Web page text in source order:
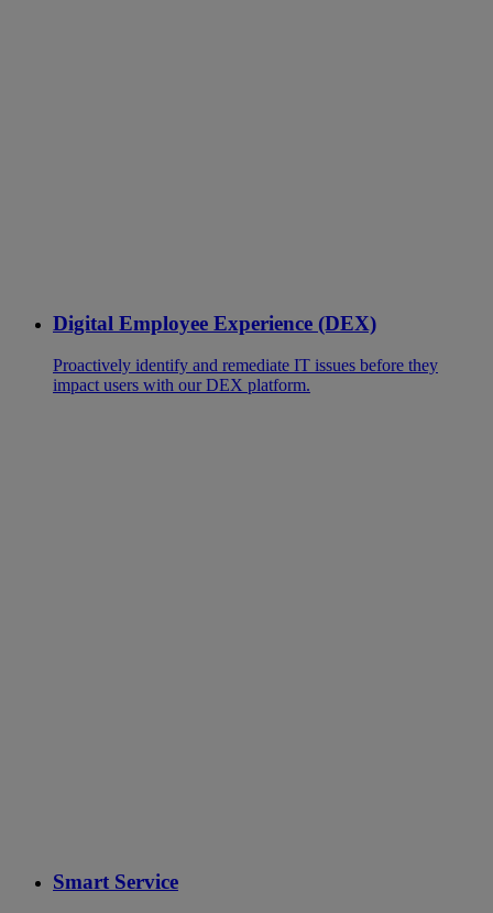
Digital Employee Experience (DEX)
Proactively identify and remediate IT issues before they
impact users with our DEX platform.
Smart Service